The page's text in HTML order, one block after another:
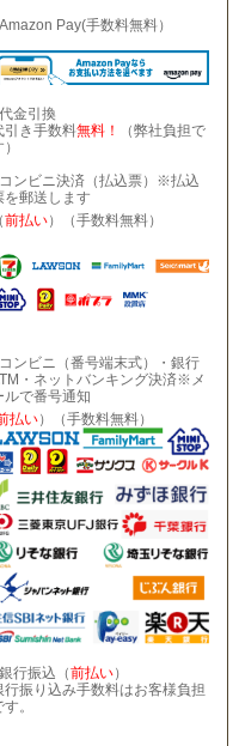
Pay(手数料無料）
金引換
引き手数料無料！
（弊社負担で
ンビニ決済（払込票）※払込
を郵送します
前払い）（手数料無料）
ンビニ（番号端末式）・銀行
・ネットバンキング決済※メ
ルで番号通知
払い）（手数料無料）
行振込（前払い）
行振り込み手数料はお客様負担
。